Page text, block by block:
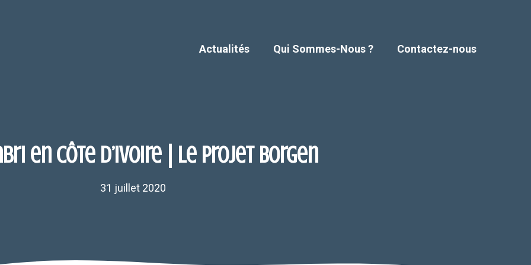
Actualités Qui Sommes-Nous ? Contactez-nous
en Côte d’Ivoire | Le projet Borgen
31 juillet 2020